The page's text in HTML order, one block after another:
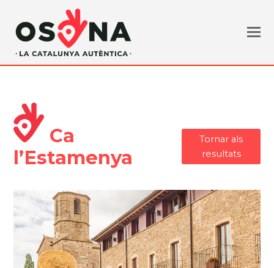
Ca
l’Estamenya
Tornar als
resultats